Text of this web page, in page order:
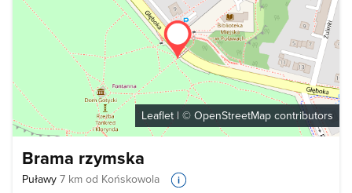
Leaflet | © OpenStreetMap contributors
Brama rzymska
Puławy 7 km od Końskowola